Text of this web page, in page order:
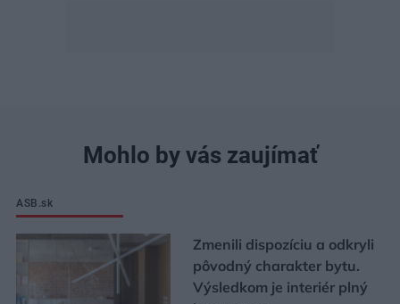
Mohlo by vás zaujímať
ASB.sk
Zmenili dispozíciu a odkryli
pôvodný charakter bytu.
Výsledkom je interiér plný